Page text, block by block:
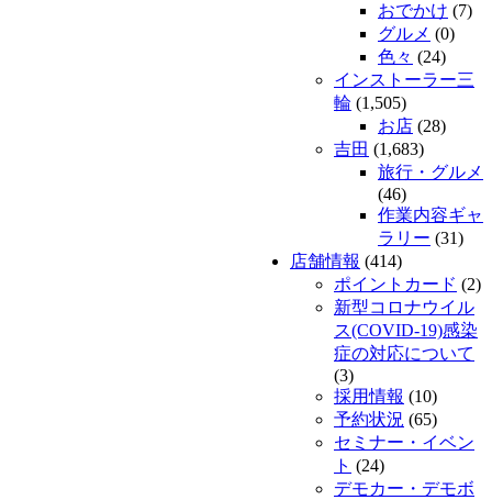
おでかけ (7)
グルメ (0)
色々 (24)
インストーラー三
輪 (1,505)
お店 (28)
吉田 (1,683)
旅行・グルメ
(46)
作業内容ギャ
ラリー (31)
店舗情報 (414)
ポイントカード (2)
新型コロナウイル
ス(COVID-19)感染
症の対応について
(3)
採用情報 (10)
予約状況 (65)
セミナー・イベン
ト (24)
デモカー・デモボ